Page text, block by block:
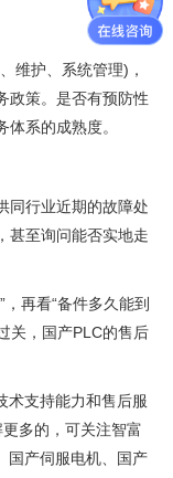
护、系统管理)，
政策。是否有预防性
系的成熟度。
行业近期的故障处
甚至询问能否实地走
再看“备件多久能到
关，国产PLC的售后
支持能力和售后服
多的，可关注智富
国产伺服电机、国产